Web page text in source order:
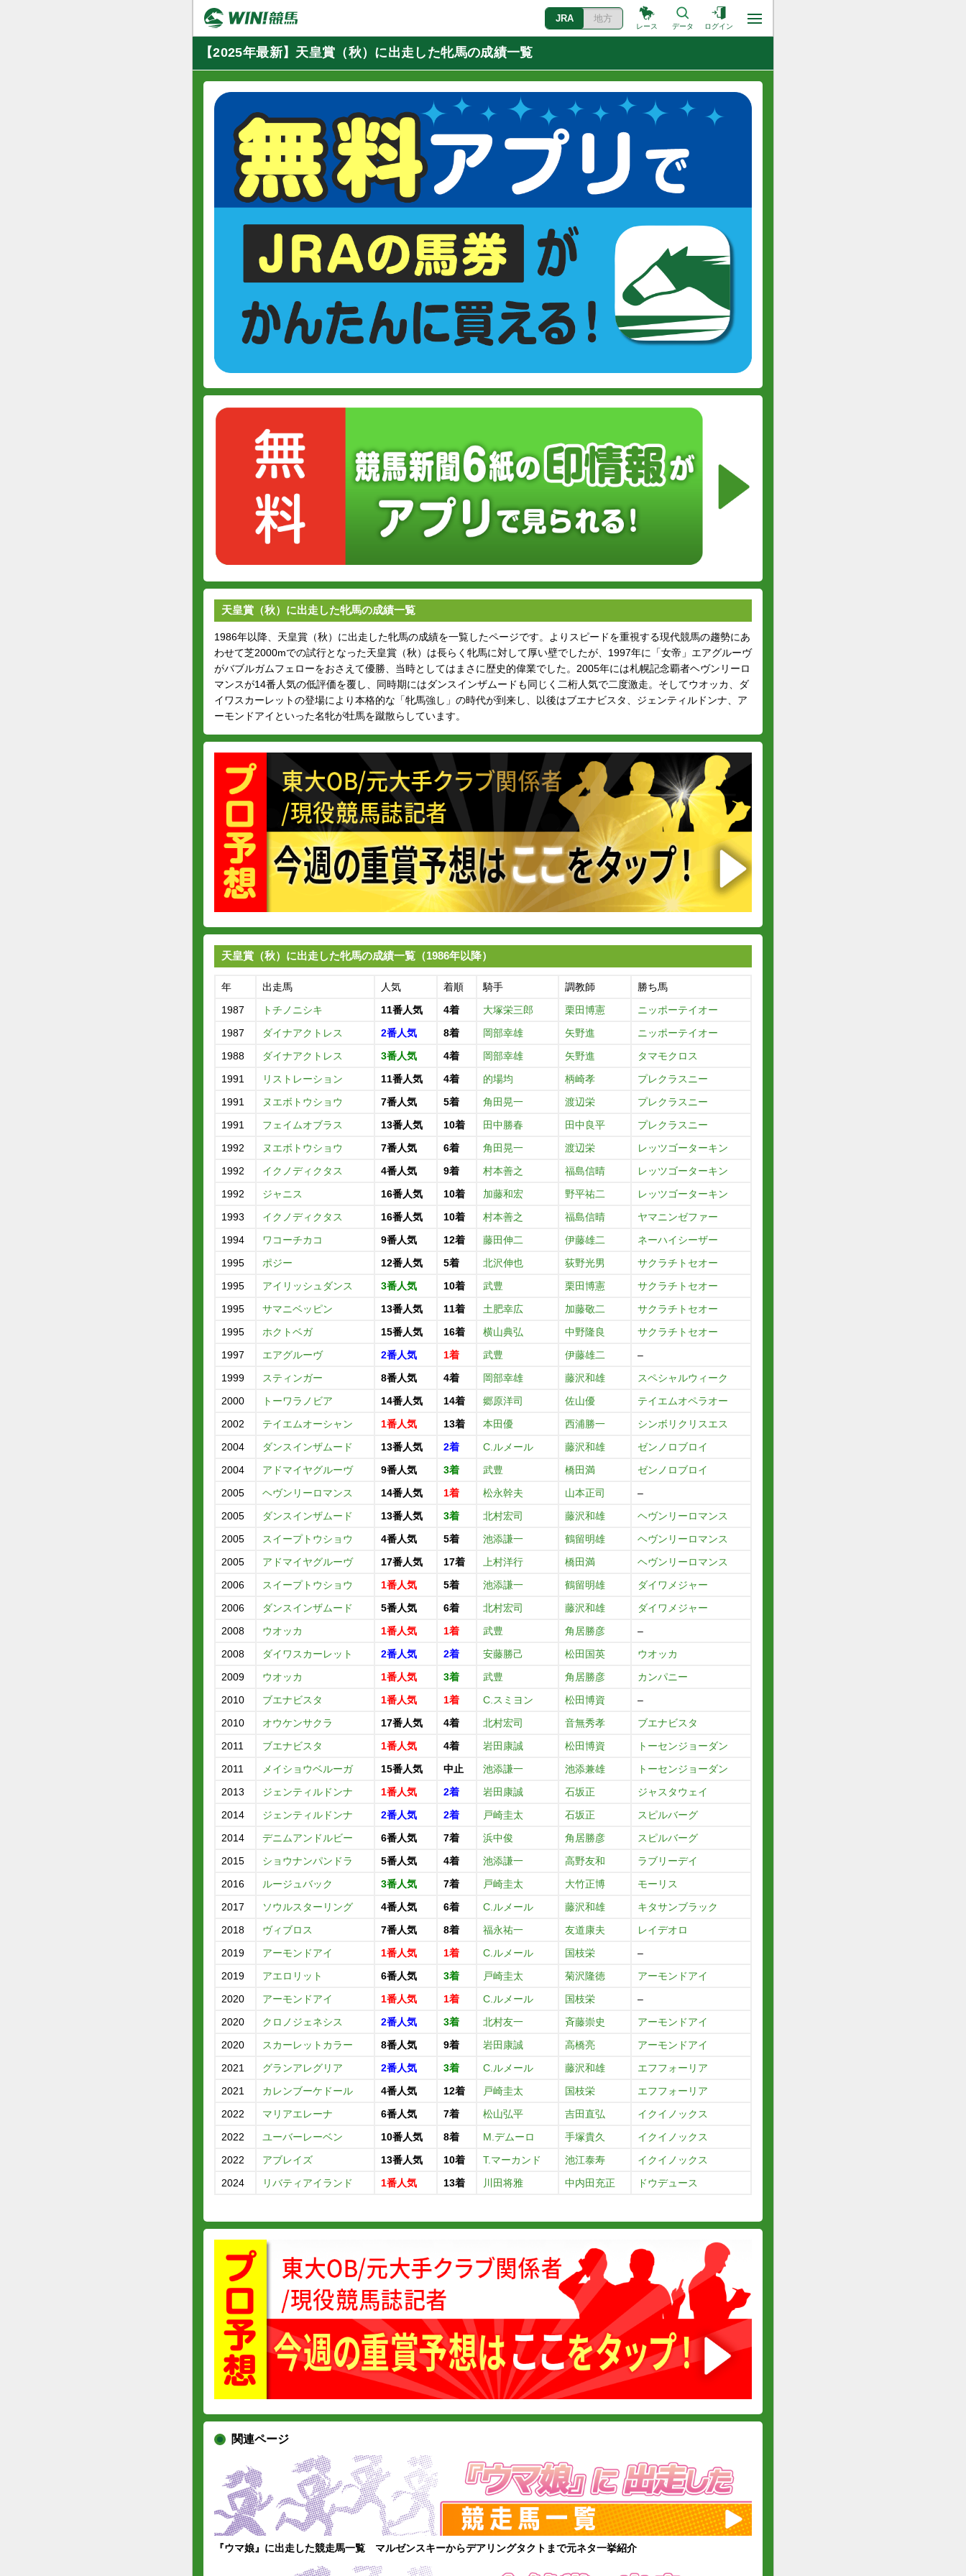
JRA 地方
レース データ ログイン
【2025年最新】天皇賞（秋）に出走した牝馬の成績一覧
天皇賞（秋）に出走した牝馬の成績一覧
1986年以降、天皇賞（秋）に出走した牝馬の成績を一覧したページです。よりスピードを重視する現代競馬の趨勢にあ
わせて芝2000mでの試行となった天皇賞（秋）は長らく牝馬に対して厚い壁でしたが、1997年に「女帝」エアグルーヴ
がバブルガムフェローをおさえて優勝、当時としてはまさに歴史的偉業でした。2005年には札幌記念覇者ヘヴンリーロ
マンスが14番人気の低評価を覆し、同時期にはダンスインザムードも同じく二桁人気で二度激走。そしてウオッカ、ダ
イワスカーレットの登場により本格的な「牝馬強し」の時代が到来し、以後はブエナビスタ、ジェンティルドンナ、ア
ーモンドアイといった名牝が牡馬を蹴散らしています。
天皇賞（秋）に出走した牝馬の成績一覧（1986年以降）
年 出走馬 人気 着順 騎手 調教師
勝ち馬
1987
トチノニシキ 11番人気 4着 大塚栄三郎 栗田博憲
ニッポーテイオー
1987
ダイナアクトレス 2番人気 8着 岡部幸雄 矢野進
ニッポーテイオー
1988
ダイナアクトレス 3番人気 4着 岡部幸雄 矢野進
タマモクロス
1991
リストレーション 11番人気 4着 的場均 柄崎孝
プレクラスニー
1991
ヌエボトウショウ 7番人気 5着 角田晃一 渡辺栄
プレクラスニー
1991
フェイムオブラス 13番人気 10着 田中勝春 田中良平
プレクラスニー
1992
ヌエボトウショウ 7番人気 6着 角田晃一 渡辺栄
レッツゴーターキン
1992
イクノディクタス 4番人気 9着 村本善之 福島信晴
レッツゴーターキン
1992
ジャニス 16番人気 10着 加藤和宏 野平祐二
レッツゴーターキン
1993
イクノディクタス 16番人気 10着 村本善之 福島信晴
ヤマニンゼファー
1994
ワコーチカコ 9番人気 12着 藤田伸二 伊藤雄二
ネーハイシーザー
1995
ポジー 12番人気 5着 北沢伸也 荻野光男
サクラチトセオー
1995
アイリッシュダンス 3番人気 10着 武豊 栗田博憲
サクラチトセオー
1995
サマニベッピン 13番人気 11着 土肥幸広 加藤敬二
サクラチトセオー
1995
ホクトベガ 15番人気 16着 横山典弘 中野隆良
サクラチトセオー
1997
エアグルーヴ 2番人気 1着 武豊 伊藤雄二
–
1999
スティンガー 8番人気 4着 岡部幸雄 藤沢和雄
スペシャルウィーク
2000
トーワラノビア 14番人気 14着 郷原洋司 佐山優
テイエムオペラオー
2002
テイエムオーシャン 1番人気 13着 本田優 西浦勝一
シンボリクリスエス
2004
ダンスインザムード 13番人気 2着 C.ルメール 藤沢和雄
ゼンノロブロイ
2004
アドマイヤグルーヴ 9番人気 3着 武豊 橋田満
ゼンノロブロイ
2005
ヘヴンリーロマンス 14番人気 1着 松永幹夫 山本正司
–
2005
ダンスインザムード 13番人気 3着 北村宏司 藤沢和雄
ヘヴンリーロマンス
2005
スイープトウショウ 4番人気 5着 池添謙一 鶴留明雄
ヘヴンリーロマンス
2005
アドマイヤグルーヴ 17番人気 17着 上村洋行 橋田満
ヘヴンリーロマンス
2006
スイープトウショウ 1番人気 5着 池添謙一 鶴留明雄
ダイワメジャー
2006
ダンスインザムード 5番人気 6着 北村宏司 藤沢和雄
ダイワメジャー
2008
ウオッカ 1番人気 1着 武豊 角居勝彦
–
2008
ダイワスカーレット 2番人気 2着 安藤勝己 松田国英
ウオッカ
2009
ウオッカ 1番人気 3着 武豊 角居勝彦
カンパニー
2010
ブエナビスタ 1番人気 1着 C.スミヨン 松田博資
–
2010
オウケンサクラ 17番人気 4着 北村宏司 音無秀孝
ブエナビスタ
2011
ブエナビスタ 1番人気 4着 岩田康誠 松田博資
トーセンジョーダン
2011
メイショウベルーガ 15番人気 中止 池添謙一 池添兼雄
トーセンジョーダン
2013
ジェンティルドンナ 1番人気 2着 岩田康誠 石坂正
ジャスタウェイ
2014
ジェンティルドンナ 2番人気 2着 戸崎圭太 石坂正
スピルバーグ
2014
デニムアンドルビー 6番人気 7着 浜中俊 角居勝彦
スピルバーグ
2015
ショウナンパンドラ 5番人気 4着 池添謙一 高野友和
ラブリーデイ
2016
ルージュバック 3番人気 7着 戸崎圭太 大竹正博
モーリス
2017
ソウルスターリング 4番人気 6着 C.ルメール 藤沢和雄
キタサンブラック
2018
ヴィブロス 7番人気 8着 福永祐一 友道康夫
レイデオロ
2019
アーモンドアイ 1番人気 1着 C.ルメール 国枝栄
–
2019
アエロリット 6番人気 3着 戸崎圭太 菊沢隆徳
アーモンドアイ
2020
アーモンドアイ 1番人気 1着 C.ルメール 国枝栄
–
2020
クロノジェネシス 2番人気 3着 北村友一 斉藤崇史
アーモンドアイ
2020
スカーレットカラー 8番人気 9着 岩田康誠 高橋亮
アーモンドアイ
2021
グランアレグリア 2番人気 3着 C.ルメール 藤沢和雄
エフフォーリア
2021
カレンブーケドール 4番人気 12着 戸崎圭太 国枝栄
エフフォーリア
2022
マリアエレーナ 6番人気 7着 松山弘平 吉田直弘
イクイノックス
2022
ユーバーレーベン 10番人気 8着 M.デムーロ 手塚貴久
イクイノックス
2022
アブレイズ 13番人気 10着 T.マーカンド 池江泰寿
イクイノックス
2024
リバティアイランド 1番人気 13着 川田将雅 中内田充正 ドウデュース
関連ページ
『ウマ娘』に出走した競走馬一覧 マルゼンスキーからデアリングタクトまで元ネタ一挙紹介